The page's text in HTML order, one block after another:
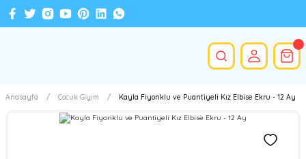
Anasayfa Çocuk Giyim Kayla Fiyonklu ve Puantiyeli Kız Elbise Ekru - 12 Ay